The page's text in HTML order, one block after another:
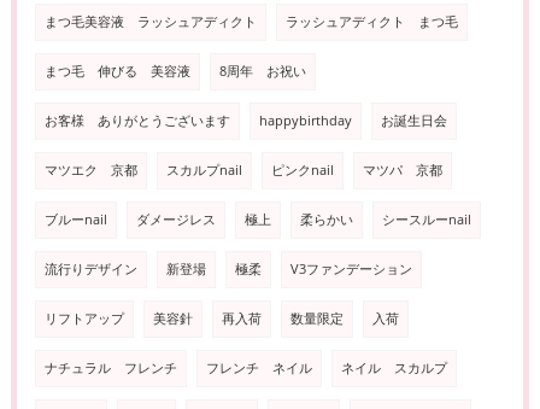
まつ毛美容液 ラッシュアディクト ラッシュアディクト まつ毛
まつ毛 伸びる 美容液 8周年 お祝い
お客様 ありがとうございます happybirthday お誕生日会
マツエク 京都 スカルプnail ピンクnail マツパ 京都
ブルーnail ダメージレス 極上 柔らかい シースルーnail
流行りデザイン 新登場 極柔 V3ファンデーション
リフトアップ 美容針 再入荷 数量限定 入荷
ナチュラル フレンチ フレンチ ネイル ネイル スカルプ